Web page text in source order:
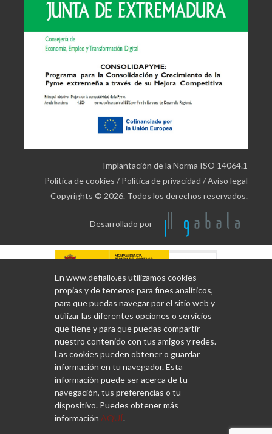
Implantación de la Norma ISO 14064.1
Política de cookies / Política de privacidad /Aviso legal
Copyrights © 2026. Todos los derechos reservados.
Desarrollado por
En www.defiallo.es utilizamos cookies
propias y de terceros para fines analíticos,
para que puedas navegar por el sitio web y
utilizar las diferentes opciones o servicios
que tiene y para que puedas compartir
nuestro contenido con tus amigos y redes.
Las cookies pueden obtener o guardar
información en tu navegador. Esta
información puede ser acerca de tu
navegación, tus preferencias o tu
dispositivo. Puedes obtener más
información AQUÍ.